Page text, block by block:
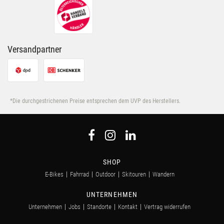
Versandpartner
*Die durchgestrichenen Preise entsprechen dem UVP des Herstellers.
SHOP
E-Bikes Fahrrad Outdoor Skitouren Wandern
UNTERNEHMEN
Unternehmen Jobs Standorte Kontakt Vertrag widerrufen